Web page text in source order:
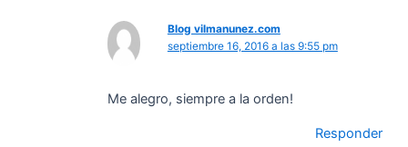
Blog vilmanunez.com
septiembre 16, 2016 a las 9:55 pm
Me alegro, siempre a la orden!
Responder